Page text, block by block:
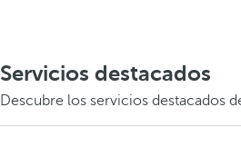
Servicios destacados
Descubre los servicios destacados